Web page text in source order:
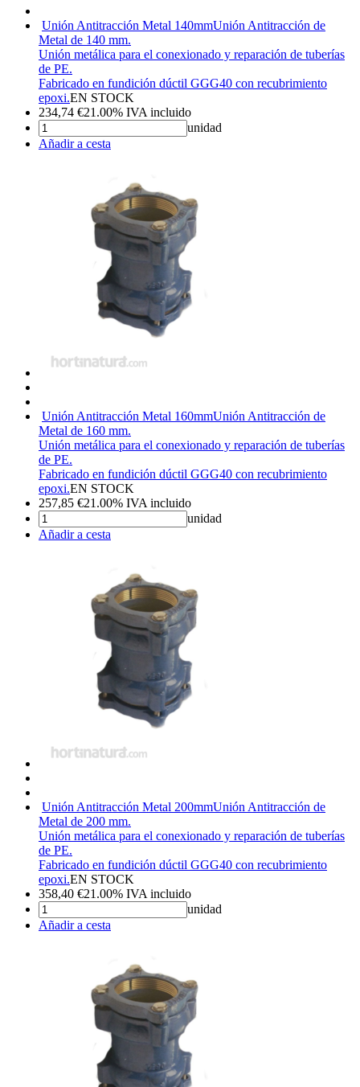
Unión Antitracción Metal 140mmUnión Antitracción de
Metal de 140 mm.
Unión metálica para el conexionado y reparación de tuberías
de PE.
Fabricado en fundición dúctil GGG40 con recubrimiento
epoxi.EN STOCK
234,74 €21.00% IVA incluido
unidad
Añadir a cesta
Unión Antitracción Metal 160mmUnión Antitracción de
Metal de 160 mm.
Unión metálica para el conexionado y reparación de tuberías
de PE.
Fabricado en fundición dúctil GGG40 con recubrimiento
epoxi.EN STOCK
257,85 €21.00% IVA incluido
unidad
Añadir a cesta
Unión Antitracción Metal 200mmUnión Antitracción de
Metal de 200 mm.
Unión metálica para el conexionado y reparación de tuberías
de PE.
Fabricado en fundición dúctil GGG40 con recubrimiento
epoxi.EN STOCK
358,40 €21.00% IVA incluido
unidad
Añadir a cesta